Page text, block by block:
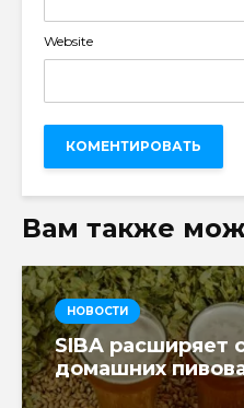
Website
Вам также
НОВОСТИ
SIBA расширяет
домашних